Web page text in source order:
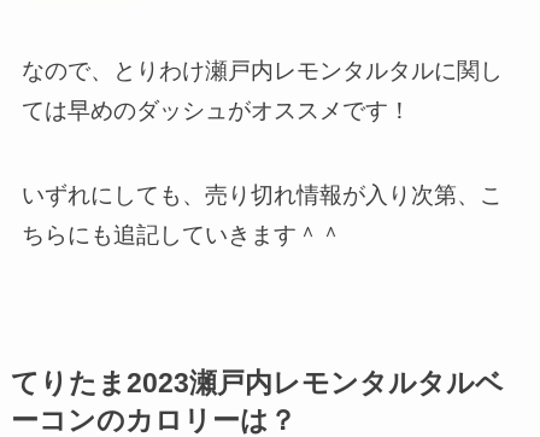
なので、とりわけ瀬戸内レモンタルタルに関し
ては早めのダッシュがオススメです！
いずれにしても、売り切れ情報が入り次第、こ
ちらにも追記していきます＾＾
てりたま2023瀬戸内レモンタルタルベ
ーコンのカロリーは？